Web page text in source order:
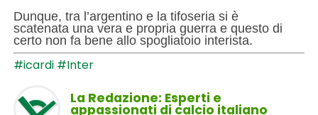
Dunque, tra l’argentino e la tifoseria si è
scatenata una vera e propria guerra e questo di
certo non fa bene allo spogliatoio interista.
#icardi #Inter
La Redazione: Esperti e
appassionati di calcio italiano